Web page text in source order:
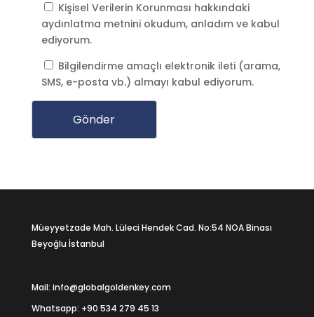
Kişisel Verilerin Korunması hakkındaki
aydınlatma metnini okudum, anladım ve kabul
ediyorum.
Bilgilendirme amaçlı elektronik ileti (arama,
SMS, e-posta vb.) almayı kabul ediyorum.
Müeyyetzade Mah. Lüleci Hendek Cad. No:54 NOA Binası
Beyoğlu İstanbul
Mail: info@globalgoldenkey.com
Whatsapp: +90 534 279 45 13